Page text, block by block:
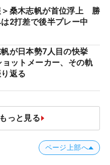
＞桑木志帆が首位浮上 勝
2打差で後半プレー中
が日本勢7人目の快挙
ョットメーカー、その軌
返る
っと見る
ページ上部へ